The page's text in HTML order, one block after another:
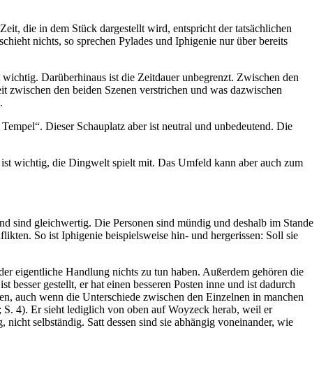
die in dem Stück dargestellt wird, entspricht der tatsächlichen
nichts, so sprechen Pylades und Iphigenie nur über bereits
Darüberhinaus ist die Zeitdauer unbegrenzt. Zwischen den
den beiden Szenen verstrichen und was dazwischen
Dieser Schauplatz aber ist neutral und unbedeutend. Die
wichtig, die Dingwelt spielt mit. Das Umfeld kann aber auch zum
sind gleichwertig. Die Personen sind mündig und deshalb im Stande
So ist Iphigenie beispielsweise hin- und hergerissen: Soll sie
eigentliche Handlung nichts zu tun haben. Außerdem gehören die
gestellt, er hat einen besseren Posten inne und ist dadurch
auch wenn die Unterschiede zwischen den Einzelnen in manchen
4). Er sieht lediglich von oben auf Woyzeck herab, weil er
nicht selbständig. Satt dessen sind sie abhängig voneinander, wie